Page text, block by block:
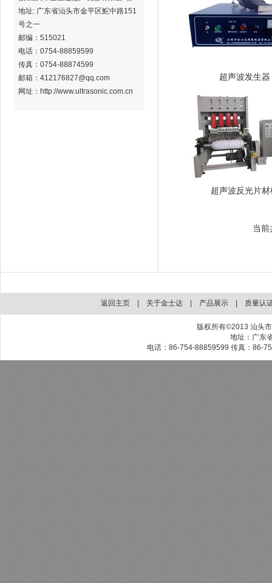
地址: 广东省汕头市金平区鮀中路151
号之一
邮编：515021
电话：0754-88859599
传真：0754-88874599
邮箱：412176827@qq.com
网址：http://www.ultrasonic.com.cn
超声波发生器
超声波反光片材
当
返回主页 关于金士达 产品展示 质量认
版权所有©2013 汕头
地址：广东
电话：86-754-88859599 传真：86-